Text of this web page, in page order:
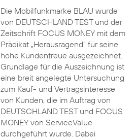
Die Mobilfunkmarke BLAU wurde
von DEUTSCHLAND TEST und der
Zeitschrift FOCUS MONEY mit dem
Prädikat „Herausragend“ für seine
hohe Kundentreue ausgezeichnet.
Grundlage für die Auszeichnung ist
eine breit angelegte Untersuchung
zum Kauf- und Vertragsinteresse
von Kunden, die im Auftrag von
DEUTSCHLAND TEST und FOCUS
MONEY von ServiceValue
durchgeführt wurde. Dabei